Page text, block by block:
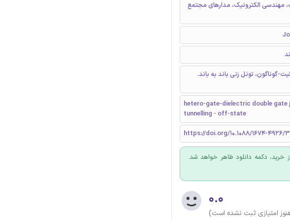
مهندسی الکترونیک، مدارهای مجتمع
گوناگون، تونل زنی باند به باند.
hetero-gate-dielectric double
tunnelling - off-state
https://doi.org/10.1088/1674-4926/
دکمه دانلود ظاهر خواهد شد.
۰.۰
امتیازی ثبت نشده است)